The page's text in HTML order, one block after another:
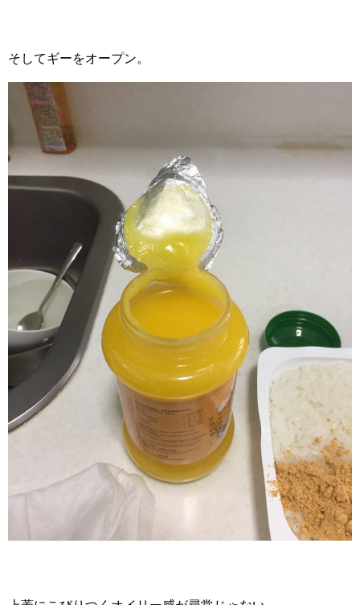
そしてギーをオープン。